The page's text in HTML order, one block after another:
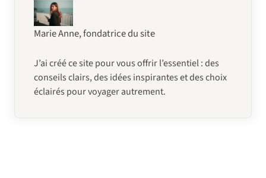
Marie Anne, fondatrice du site
J’ai créé ce site pour vous offrir l’essentiel : des
conseils clairs, des idées inspirantes et des choix
éclairés pour voyager autrement.